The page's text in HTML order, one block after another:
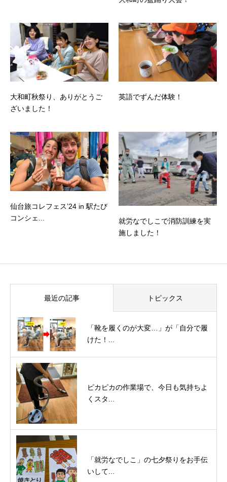
大和町秋祭り、ありがとうご
ざいました！
英語でずんだ体験！
仙台旅コレフェス’24 in 駅たび
コンシェ...
就労なでしこで消防訓練を実
施しました！
最近の記事 トピックス
「靴を履くのが大変…」が「自分で履
けた！...
ピカピカの作業場で、今日も気持ちよ
くスタ...
「就労なでしこ」の七夕祭りをお手伝
いして...